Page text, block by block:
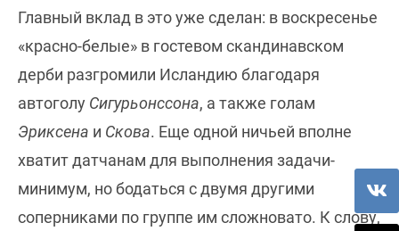
Главный вклад в это уже сделан: в воскресенье
«красно-белые» в гостевом скандинавском
дерби разгромили Исландию благодаря
автоголу Сигурьонссона, а также голам
Эриксена и Скова. Еще одной ничьей вполне
хватит датчанам для выполнения задачи-
минимум, но бодаться с двумя другими
соперниками по группе им сложновато. К слову,